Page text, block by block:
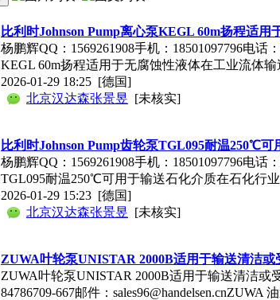
比利时Johnson Pump离心泵KEGL 60m扬程适用
杨鹏辉QQ：1569261908手机：18501097796电话
KEGL 60m扬程适用于无腐蚀性液体在工业流体
2026-01-29 18:25 [德国]
北京汉达森张景昱 [未核实]
比利时Johnson Pump齿轮泵TGL095耐温250℃可
杨鹏辉QQ：1569261908手机：18501097796电话
TGL095耐温250℃可用于输送石化介质在石化行
2026-01-29 15:23 [德国]
北京汉达森张景昱 [未核实]
ZUWA叶轮泵UNISTAR 2000B适用于输送清洁或
ZUWA叶轮泵UNISTAR 2000B适用于输送清洁或
84786709-667邮件：sales96@handelsen.cnZUWA